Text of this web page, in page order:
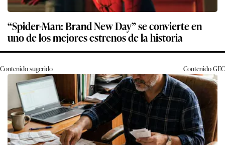
“Spider-Man: Brand New Day” se convierte en
uno de los mejores estrenos de la historia
Contenido sugerido ContenidoGEC